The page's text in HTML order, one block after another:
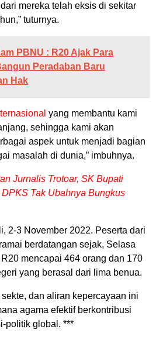
mereka telah eksis di sekitar
tuturnya.
PBNU : R20 Ajak Para
Peradaban Baru
Hak
yang membantu kami
sehingga kami akan
aspek untuk menjadi bagian
masalah di dunia,” imbuhnya.
Jurnalis Trotoar, SK Bupati
Tak Ubahnya Bungkus
2-3 November 2022. Peserta dari
berdatangan sejak, Selasa
mencapai 464 orang dan 170
yang berasal dari lima benua.
dan aliran kepercayaan ini
agama efektif berkontribusi
politik global. ***